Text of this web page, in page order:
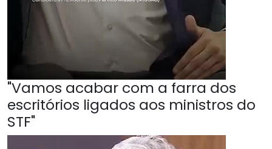
"Vamos acabar com a farra dos
escritórios ligados aos ministros do
STF"